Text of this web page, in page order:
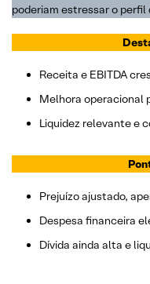
poderiam estressar o perfil
Receita e EBITDA
Melhora operacional
Liquidez relevante e
Prejuízo ajustado,
Despesa financeira
Dívida ainda alta e